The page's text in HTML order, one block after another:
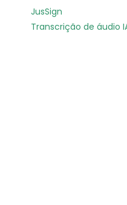
JusSign
Transcrição de áudio